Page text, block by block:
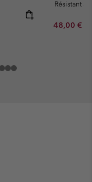
Résistant à
Minimum
48,00 €